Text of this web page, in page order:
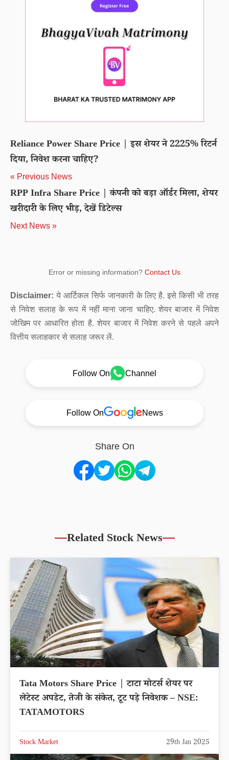
Reliance Power Share Price | इस शेयर ने 2225% रिटर्न
दिया, निवेश करना चाहिए?
« Previous News
RPP Infra Share Price | कंपनी को बड़ा ऑर्डर मिला, शेयर
खरीदारी के लिए भीड़, देखें डिटेल्स
Next News »
Error or missing information? Contact Us
Disclaimer: ये आर्टिकल सिर्फ जानकारी के लिए है. इसे किसी भी तरह
से निवेश सलाह के रूप में नहीं माना जाना चाहिए. शेयर बाजार में निवेश
जोखिम पर आधारित होता है. शेयर बाजार में निवेश करने से पहले अपने
वित्तीय सलाहकार से सलाह जरूर लें.
Follow On Channel
Follow On News
Share On
Related Stock News
Tata Motors Share Price | टाटा मोटर्स शेयर पर
लेटेस्ट अपडेट, तेजी के संकेत, टूट पड़े निवेशक – NSE:
TATAMOTORS
Stock Market 29th Jan 2025